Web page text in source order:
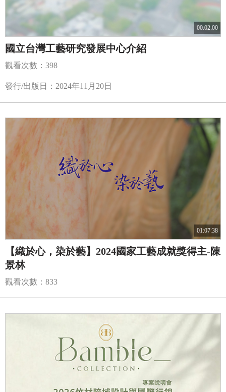
00:02:00
國立台灣工藝研究發展中心介紹
觀看次數：398
發行/出版日：2024年11月20日
01:07:38
【織於心，染於藝】2024國家工藝成就獎得主-陳
景林
觀看次數：833